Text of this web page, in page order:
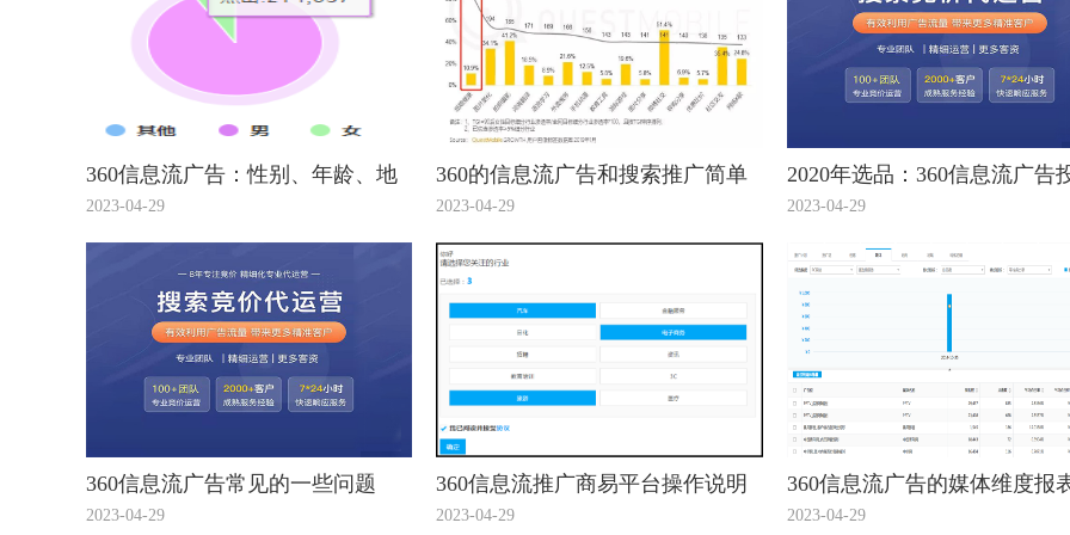
360信息流广告：性别、年龄、地
域，你真的会设么？
2023-04-29
360的信息流广告和搜索推广简单
的介绍您看看！
2023-04-29
2020年选品：360信息流广告
趋势看出12个潜力爆款！
2023-04-29
360信息流广告常见的一些问题
2023-04-29
360信息流推广商易平台操作说明
2023-04-29
360信息流广告的媒体维度报
2023-04-29